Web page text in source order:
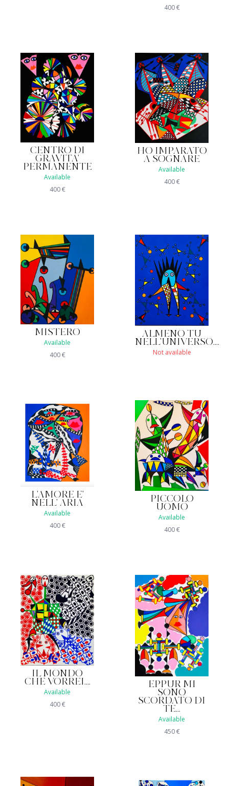
400€
CENTRO DI
GRAVITA'
PERMANENTE
Available
400€
HO IMPARATO
A SOGNARE
Available
400€
MISTERO
Available
400€
ALMENO TU
NELL'UNIVERSO....
Not available
L'AMORE E'
NELL' ARIA
Available
400€
PICCOLO
UOMO
Available
400€
IL MONDO
CHE VORREI....
Available
400€
EPPUR MI
SONO
SCORDATO DI
TE...
Available
450€